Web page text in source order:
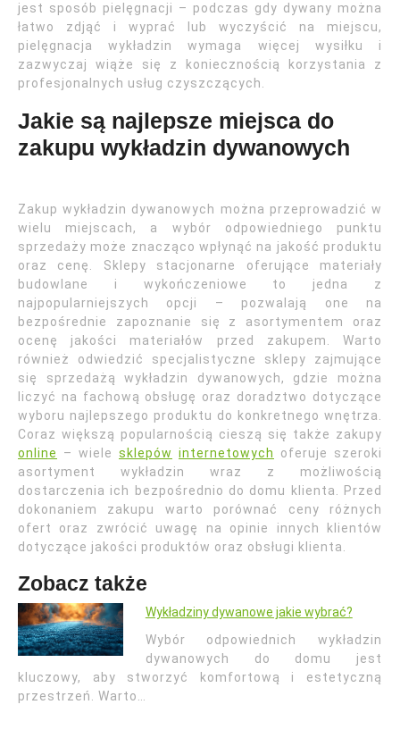
jest sposób pielęgnacji – podczas gdy dywany można
łatwo zdjąć i wyprać lub wyczyścić na miejscu,
pielęgnacja wykładzin wymaga więcej wysiłku i
zazwyczaj wiąże się z koniecznością korzystania z
profesjonalnych usług czyszczących.
Jakie są najlepsze miejsca do
zakupu wykładzin dywanowych
Zakup wykładzin dywanowych można przeprowadzić w
wielu miejscach, a wybór odpowiedniego punktu
sprzedaży może znacząco wpłynąć na jakość produktu
oraz cenę. Sklepy stacjonarne oferujące materiały
budowlane i wykończeniowe to jedna z
najpopularniejszych opcji – pozwalają one na
bezpośrednie zapoznanie się z asortymentem oraz
ocenę jakości materiałów przed zakupem. Warto
również odwiedzić specjalistyczne sklepy zajmujące
się sprzedażą wykładzin dywanowych, gdzie można
liczyć na fachową obsługę oraz doradztwo dotyczące
wyboru najlepszego produktu do konkretnego wnętrza.
Coraz większą popularnością cieszą się także zakupy
online
– wiele sklepów internetowych
oferuje szeroki
asortyment wykładzin wraz z możliwością
dostarczenia ich bezpośrednio do domu klienta. Przed
dokonaniem zakupu warto porównać ceny różnych
ofert oraz zwrócić uwagę na opinie innych klientów
dotyczące jakości produktów oraz obsługi klienta.
Zobacz także
Wykładziny dywanowe jakie wybrać?
Wybór odpowiednich wykładzin
dywanowych do domu jest
kluczowy, aby stworzyć komfortową i estetyczną
przestrzeń. Warto…